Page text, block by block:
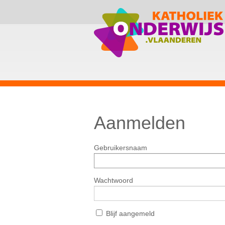
Aanmelden
Gebruikersnaam
Wachtwoord
Blijf aangemeld